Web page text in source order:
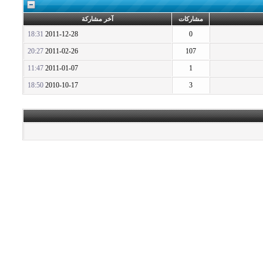
مشاركات آخر مشاركة
0
2011-12-28
18:31
107
2011-02-26
20:27
1
2011-01-07
11:47
3
2010-10-17
18:50